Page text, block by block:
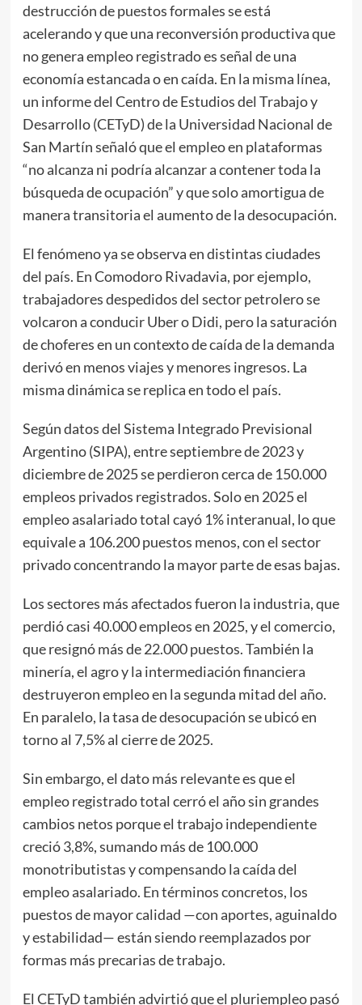
destrucción de puestos formales se está
acelerando y que una reconversión productiva que
no genera empleo registrado es señal de una
economía estancada o en caída. En la misma línea,
un informe del Centro de Estudios del Trabajo y
Desarrollo (CETyD) de la Universidad Nacional de
San Martín señaló que el empleo en plataformas
“no alcanza ni podría alcanzar a contener toda la
búsqueda de ocupación” y que solo amortigua de
manera transitoria el aumento de la desocupación.
El fenómeno ya se observa en distintas ciudades
del país. En Comodoro Rivadavia, por ejemplo,
trabajadores despedidos del sector petrolero se
volcaron a conducir Uber o Didi, pero la saturación
de choferes en un contexto de caída de la demanda
derivó en menos viajes y menores ingresos. La
misma dinámica se replica en todo el país.
Según datos del Sistema Integrado Previsional
Argentino (SIPA), entre septiembre de 2023 y
diciembre de 2025 se perdieron cerca de 150.000
empleos privados registrados. Solo en 2025 el
empleo asalariado total cayó 1% interanual, lo que
equivale a 106.200 puestos menos, con el sector
privado concentrando la mayor parte de esas bajas.
Los sectores más afectados fueron la industria, que
perdió casi 40.000 empleos en 2025, y el comercio,
que resignó más de 22.000 puestos. También la
minería, el agro y la intermediación financiera
destruyeron empleo en la segunda mitad del año.
En paralelo, la tasa de desocupación se ubicó en
torno al 7,5% al cierre de 2025.
Sin embargo, el dato más relevante es que el
empleo registrado total cerró el año sin grandes
cambios netos porque el trabajo independiente
creció 3,8%, sumando más de 100.000
monotributistas y compensando la caída del
empleo asalariado. En términos concretos, los
puestos de mayor calidad —con aportes, aguinaldo
y estabilidad— están siendo reemplazados por
formas más precarias de trabajo.
El CETyD también advirtió que el pluriempleo pasó